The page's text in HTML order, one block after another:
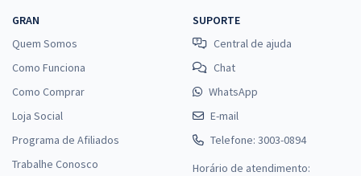
GRAN
Quem Somos
Como Funciona
Como Comprar
Loja Social
Programa de Afiliados
Trabalhe Conosco
SUPORTE
Central de ajuda
Chat
WhatsApp
E-mail
Telefone: 3003-0894
Horário de atendimento: